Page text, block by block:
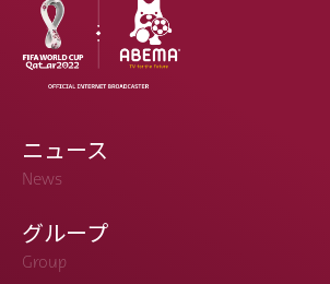
ニュース
News
グループ
Group